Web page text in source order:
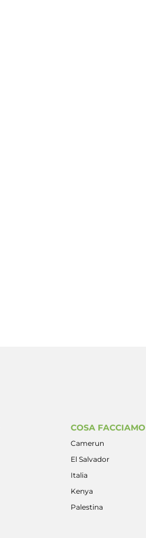
COSA FACCIAMO
Camerun
El Salvador
Italia
Kenya
Palestina